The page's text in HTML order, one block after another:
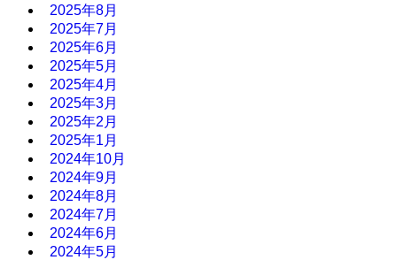
2025年8月
2025年7月
2025年6月
2025年5月
2025年4月
2025年3月
2025年2月
2025年1月
2024年10月
2024年9月
2024年8月
2024年7月
2024年6月
2024年5月